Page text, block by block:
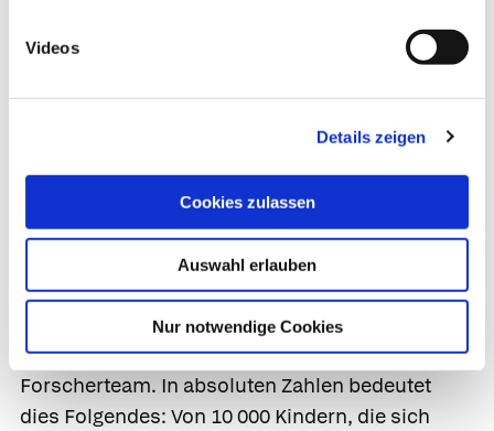
Videos
Details zeigen
Cookies zulassen
Auswahl erlauben
Nur notwendige Cookies
Das Risiko für Kinder und Jugendliche, bis zum
18. Lebensjahr eine Leukämie oder ein Lymphom
zu entwickeln, beträgt etwa 0,15 %. Bei der
Analyse der Daten zeigte sich, dass jede CT-
Untersuchung dieses Risiko für Blutkrebs um
weitere 16% erhöhte, berichtet das
Forscherteam. In absoluten Zahlen bedeutet
dies Folgendes: Von 10 000 Kindern, die sich